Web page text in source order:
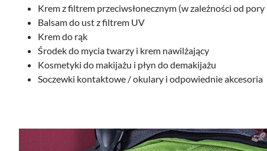
Krem z filtrem przeciwsłonecznym (w zależności od
Balsam do ust z filtrem UV
Krem do rąk
Środek do mycia twarzy i krem nawilżający
Kosmetyki do makijażu i płyn do demakijażu
Soczewki kontaktowe / okulary i odpowiednie akcesoria